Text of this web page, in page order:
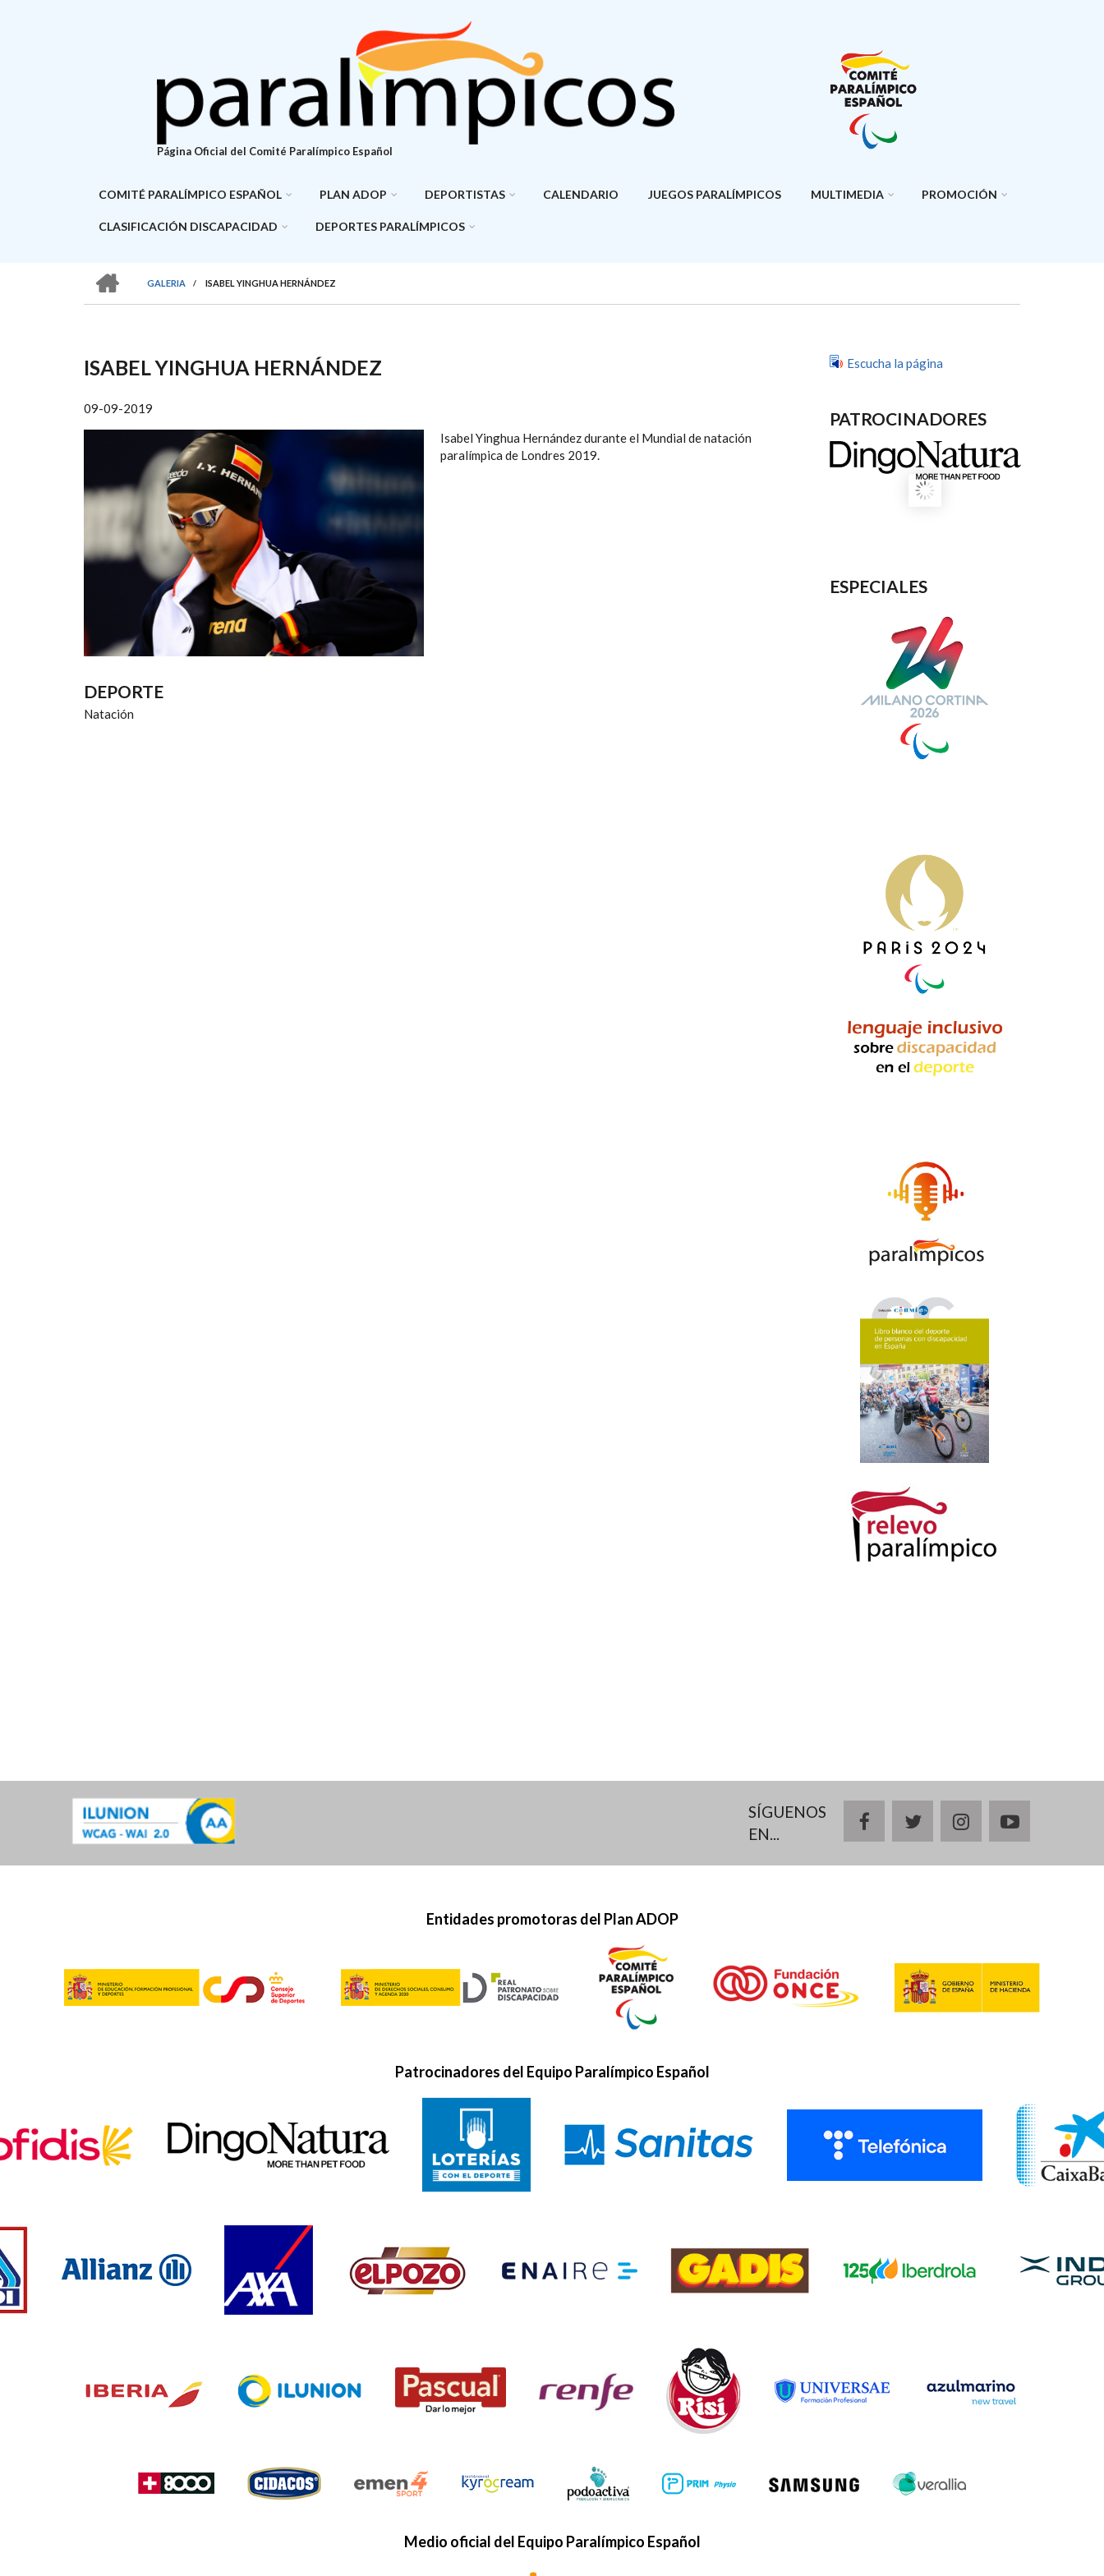
Página Oficial del Comité Paralímpico Español
COMITÉ PARALÍMPICO ESPAÑOL PLAN ADOP DEPORTISTAS CALENDARIO JUEGOS PARALÍMPICOS MULTIMEDIA PROMOCIÓN
CLASIFICACIÓN DISCAPACIDAD DEPORTES PARALÍMPICOS
SOBRESCRIBIR
DE
AYUDA
A
LA
NAVEGACIÓN
GALERIA
/ ISABEL YINGHUA HERNÁNDEZ
ISABEL YINGHUA HERNÁNDEZ
09-09-2019
Isabel Yinghua Hernández durante el Mundial de natación
paralímpica de Londres 2019.
DEPORTE
Natación
Escucha la página
PATROCINADORES
ESPECIALES
SÍGUENOS
EN...
facebooktwitterinstagramyoutube
Entidades promotoras del Plan ADOP
Patrocinadores del Equipo Paralímpico Español
Medio oficial del Equipo Paralímpico Español